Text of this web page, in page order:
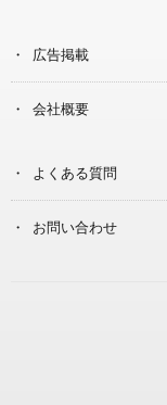
広告掲載
会社概要
よくある質問
お問い合わせ